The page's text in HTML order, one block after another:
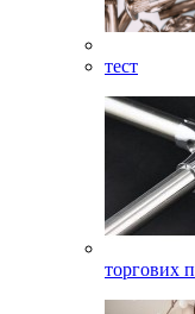
тест
торгових